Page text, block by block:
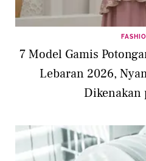
7 Model Gamis
Lebaran 2026,
Dikenakan